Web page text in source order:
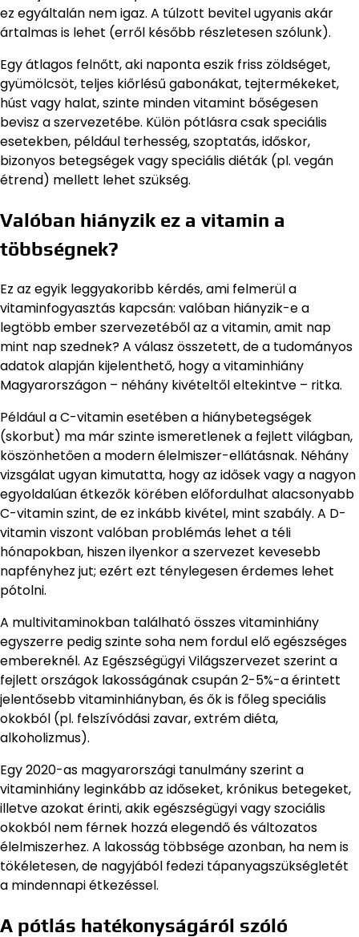
ez egyáltalán nem igaz. A túlzott bevitel ugyanis akár
ártalmas is lehet (erről később részletesen szólunk).
Egy átlagos felnőtt, aki naponta eszik friss zöldséget,
gyümölcsöt, teljes kiőrlésű gabonákat, tejtermékeket,
húst vagy halat, szinte minden vitamint bőségesen
bevisz a szervezetébe. Külön pótlásra csak speciális
esetekben, például terhesség, szoptatás, időskor,
bizonyos betegségek vagy speciális diéták (pl. vegán
étrend) mellett lehet szükség.
Valóban hiányzik ez a vitamin a
többségnek?
Ez az egyik leggyakoribb kérdés, ami felmerül a
vitaminfogyasztás kapcsán: valóban hiányzik-e a
legtöbb ember szervezetéből az a vitamin, amit nap
mint nap szednek? A válasz összetett, de a tudományos
adatok alapján kijelenthető, hogy a vitaminhiány
Magyarországon – néhány kivételtől eltekintve – ritka.
Például a C-vitamin esetében a hiánybetegségek
(skorbut) ma már szinte ismeretlenek a fejlett világban,
köszönhetően a modern élelmiszer-ellátásnak. Néhány
vizsgálat ugyan kimutatta, hogy az idősek vagy a nagyon
egyoldalúan étkezők körében előfordulhat alacsonyabb
C-vitamin szint, de ez inkább kivétel, mint szabály. A D-
vitamin viszont valóban problémás lehet a téli
hónapokban, hiszen ilyenkor a szervezet kevesebb
napfényhez jut; ezért ezt ténylegesen érdemes lehet
pótolni.
A multivitaminokban található összes vitaminhiány
egyszerre pedig szinte soha nem fordul elő egészséges
embereknél. Az Egészségügyi Világszervezet szerint a
fejlett országok lakosságának csupán 2-5%-a érintett
jelentősebb vitaminhiányban, és ők is főleg speciális
okokból (pl. felszívódási zavar, extrém diéta,
alkoholizmus).
Egy 2020-as magyarországi tanulmány szerint a
vitaminhiány leginkább az időseket, krónikus betegeket,
illetve azokat érinti, akik egészségügyi vagy szociális
okokból nem férnek hozzá elegendő és változatos
élelmiszerhez. A lakosság többsége azonban, ha nem is
tökéletesen, de nagyjából fedezi tápanyagszükségletét
a mindennapi étkezéssel.
A pótlás hatékonyságáról szóló